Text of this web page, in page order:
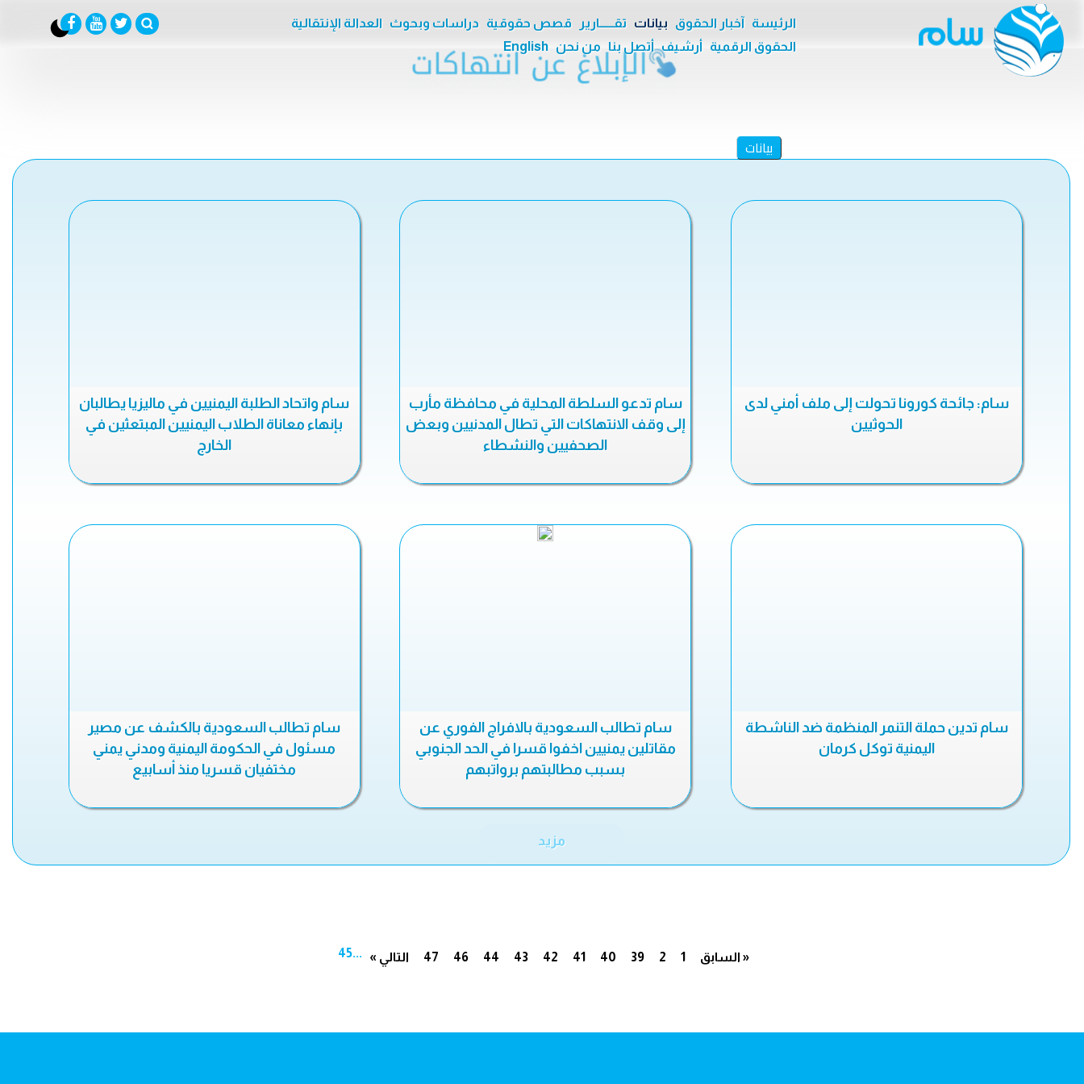
الرئيسة آخبار الحقوق بيانات تقــــــارير قصص حقوقية دراسات وبحوث
العدالة الإنتقالية
الحقوق الرقمية
أرشيف أتصل بنا من نحن English
بيانات
سام: جائحة كورونا تحولت إلى ملف أمني لدى
الحوثيين
سام تدعو السلطة المحلية في محافظة مأرب
إلى وقف الانتهاكات التي تطال المدنيين وبعض
الصحفيين والنشطاء
سام واتحاد الطلبة اليمنيين في ماليزيا يطالبان
بإنهاء معاناة الطلاب اليمنيين المبتعثين في
الخارج
سام تدين حملة التنمر المنظمة ضد الناشطة
اليمنية توكل كرمان
سام تطالب السعودية بالافراج الفوري عن
مقاتلين يمنيين اخفوا قسرا في الحد الجنوبي
بسبب مطالبتهم برواتبهم
سام تطالب السعودية بالكشف عن مصير
مسئول في الحكومة اليمنية ومدني يمني
مختفيان قسريا منذ أسابيع
مزيد
« السابق 1
2
... 39
40
41
42
43
44
45 46
47 التالي »